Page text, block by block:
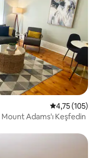
5 üzerinden
4,75 (105)
Adams'ı Keşfedin